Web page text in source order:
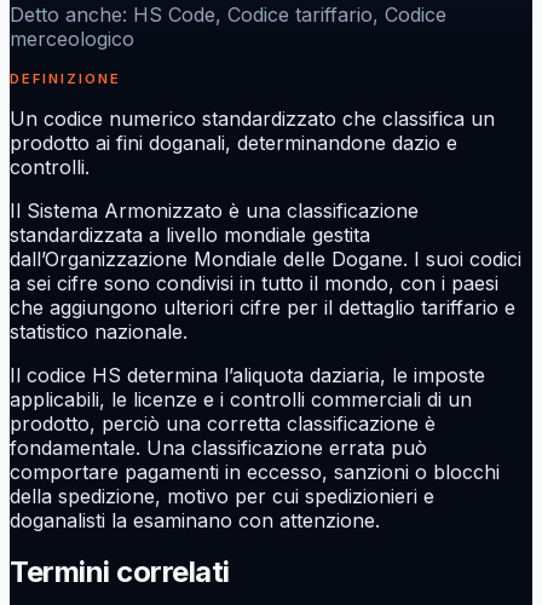
Detto anche: HS Code, Codice tariffario, Codice
merceologico
DEFINIZIONE
Un codice numerico standardizzato che classifica un
prodotto ai fini doganali, determinandone dazio e
controlli.
Il Sistema Armonizzato è una classificazione
standardizzata a livello mondiale gestita
dall’Organizzazione Mondiale delle Dogane. I suoi codici
a sei cifre sono condivisi in tutto il mondo, con i paesi
che aggiungono ulteriori cifre per il dettaglio tariffario e
statistico nazionale.
Il codice HS determina l’aliquota daziaria, le imposte
applicabili, le licenze e i controlli commerciali di un
prodotto, perciò una corretta classificazione è
fondamentale. Una classificazione errata può
comportare pagamenti in eccesso, sanzioni o blocchi
della spedizione, motivo per cui spedizionieri e
doganalisti la esaminano con attenzione.
Termini correlati